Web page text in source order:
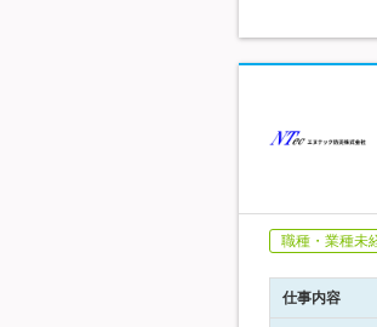
職種・業種未
仕事内容